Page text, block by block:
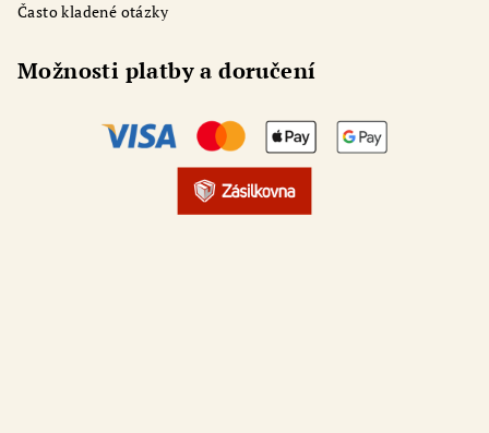
Často kladené otázky
Možnosti platby a doručení